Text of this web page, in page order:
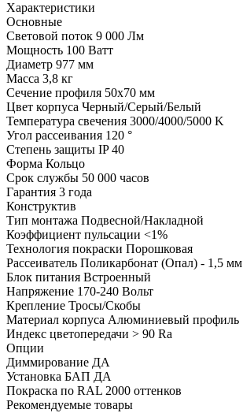
Характеристики
Основные
Световой поток 9 000 Лм
Мощность 100 Ватт
Диаметр 977 мм
Масса 3,8 кг
Сечение профиля 50х70 мм
Цвет корпуса Черный/Серый/Белый
Температура свечения 3000/4000/5000 K
Угол рассеивания 120 °
Степень защиты IP 40
Форма Кольцо
Срок службы 50 000 часов
Гарантия 3 года
Конструктив
Тип монтажа Подвесной/Накладной
Коэффициент пульсации <1%
Технология покраски Порошковая
Рассеиватель Поликарбонат (Опал) - 1,5 мм
Блок питания Встроенный
Напряжение 170-240 Вольт
Крепление Тросы/Скобы
Материал корпуса Алюминиевый профиль
Индекс цветопередачи > 90 Ra
Опции
Диммирование ДА
Установка БАП ДА
Покраска по RAL 2000 оттенков
Рекомендуемые товары